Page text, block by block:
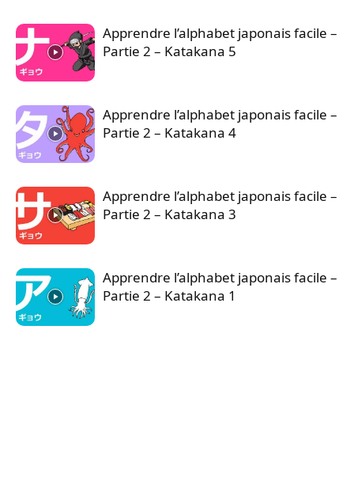
Apprendre l’alphabet japonais facile –
Partie 2 – Katakana 5
Apprendre l’alphabet japonais facile –
Partie 2 – Katakana 4
Apprendre l’alphabet japonais facile –
Partie 2 – Katakana 3
Apprendre l’alphabet japonais facile –
Partie 2 – Katakana 1